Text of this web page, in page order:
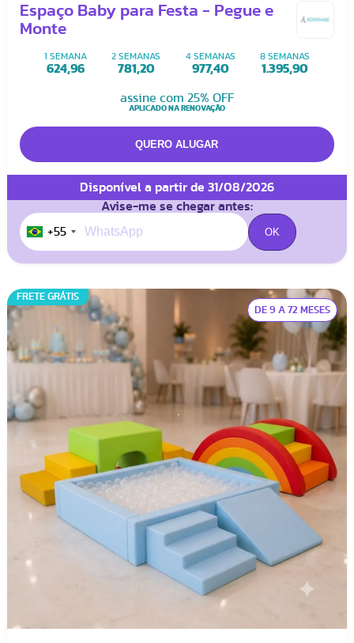
Espaço Baby para Festa - Pegue e
Monte
1 SEMANA
624,96
2 SEMANAS
781,20
4 SEMANAS
977,40
8 SEMANAS
1.395,90
assine com 25% OFF
APLICADO NA RENOVAÇÃO
Disponível a partir de 31/08/2026
Avise-me se chegar antes:
+55
FRETE GRÁTIS
DE 9 A 72 MESES